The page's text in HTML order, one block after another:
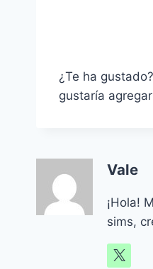
¿Te ha
gustaría
Vale
¡Hola!
sims,